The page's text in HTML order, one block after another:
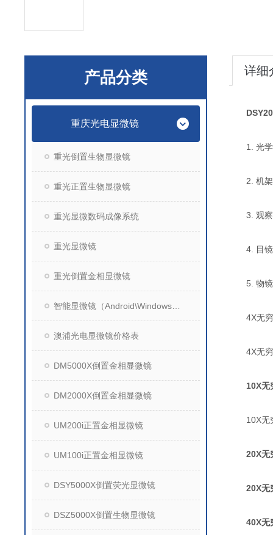
产品分类
重庆光电显微镜
重光倒置生物显微镜
重光正置生物显微镜
重光显微数码成像系统
重光显微镜
重光倒置金相显微镜
澳浦光电显微镜价格表
DM5000X倒置金相显微镜
DM2000X倒置金相显微镜
UM200i正置金相显微镜
UM100i正置金相显微镜
DSY5000X倒置荧光显微镜
DSZ5000X倒置生物显微镜
详细
1. 光学
2. 机架
3. 观察
4. 目镜：
5. 物镜
4X无穷
4X无穷
10X无
10X无穷
20X无
20X无
40X无